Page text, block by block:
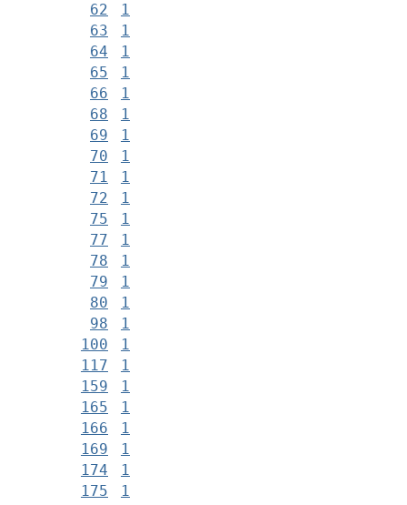
62
1
63
1
64
1
65
1
66
1
68
1
69
1
70
1
71
1
72
1
75
1
77
1
78
1
79
1
80
1
98
1
100
1
117
1
159
1
165
1
166
1
169
1
174
1
175
1